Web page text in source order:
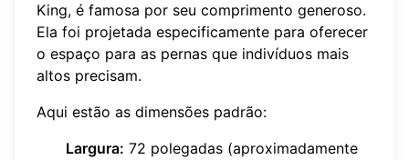
King, é famosa por seu comprimento generoso.
Ela foi projetada especificamente para oferecer
o espaço para as pernas que indivíduos mais
altos precisam.
Aqui estão as dimensões padrão:
Largura: 72 polegadas (aproximadamente